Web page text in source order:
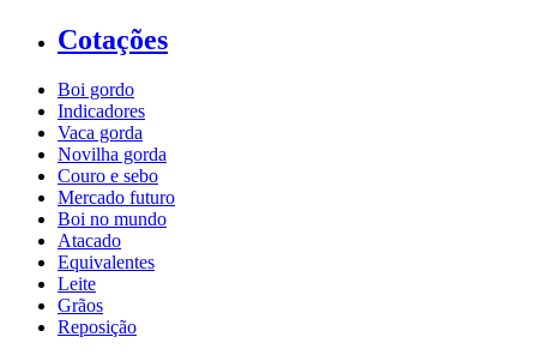
Cotações
Boi gordo
Indicadores
Vaca gorda
Novilha gorda
Couro e sebo
Mercado futuro
Boi no mundo
Atacado
Equivalentes
Leite
Grãos
Reposição